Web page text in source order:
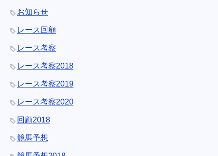
お知らせ
レース回顧
レース考察
レース考察2018
レース考察2019
レース考察2020
回顧2018
競馬予想